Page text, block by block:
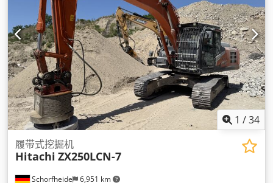
1 /34
Schorfheide 6,951 km
履带式挖掘机
Hitachi ZX250LCN-7